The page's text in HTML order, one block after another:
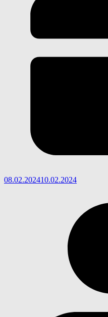
08.02.202410.02.2024